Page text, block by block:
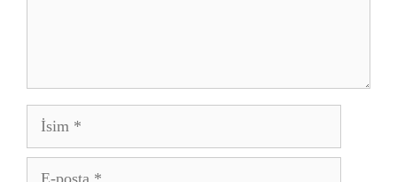
İsim